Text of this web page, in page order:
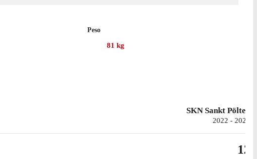
Peso
81 kg
SKN Sankt Pölten
2022 - 2025
12